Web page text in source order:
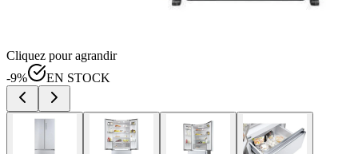
Cliquez pour agrandir
-9% EN STOCK